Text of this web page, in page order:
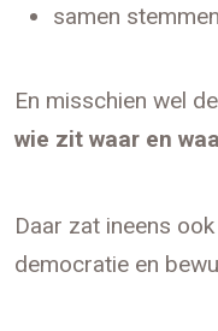
samen
En misschien wel
wie zit waar en
Daar zat ineens
democratie en